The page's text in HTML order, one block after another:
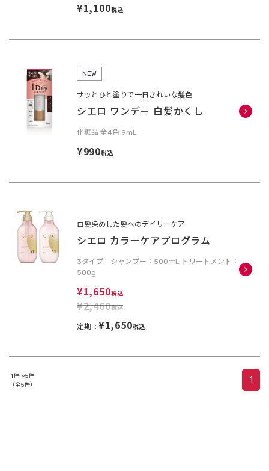
¥1,100税込
NEW
サッとひと塗りで一日きれいな髪色
シエロ ワンデー 白髪かくし
化粧品 全4色 9mL
¥990税込
白髪染めした髪へのデイリーケア
シエロ カラーケアプログラム
3タイプ シャンプー：500ｍL トリートメント：
500g
¥1,650税込
¥2,460税込
定期 ¥1,650税込
1件～5件
（全5件）
1